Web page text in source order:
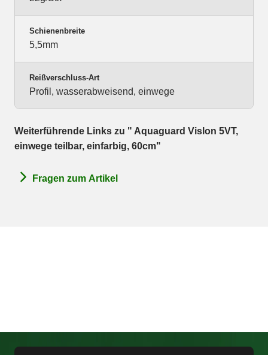
Schienenbreite
5,5mm
Reißverschluss-Art
Profil, wasserabweisend, einwege
Weiterführende Links zu " Aquaguard Vislon 5VT,
einwege teilbar, einfarbig, 60cm"
Fragen zum Artikel